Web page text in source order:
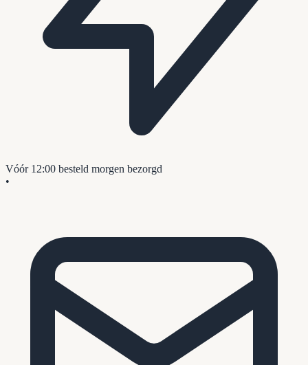
Vóór 12:00 besteld morgen bezorgd
•